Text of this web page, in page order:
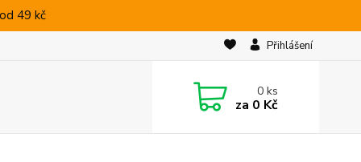
49 kč
Přihlášení
0ks
za 0 Kč